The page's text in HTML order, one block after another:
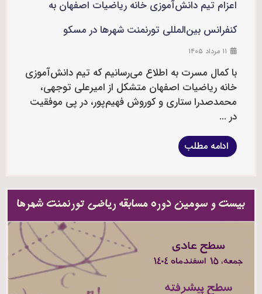
اعزام تیم دانش‌آموزی خانه ریاضیات اصفهان به
کنفرانس بین‌المللی تورنمنت شهرها در مسکو
با کمال مسرت به اطلاع می‌رسانیم که تیم دانش‌آموزی
خانه ریاضیات اصفهان متشکل از امیرعلی توجهی،
محمدصدرا ستاری و کوروش فهیم‌پور، در پی موفقیت
در ...
ادامه مطلب